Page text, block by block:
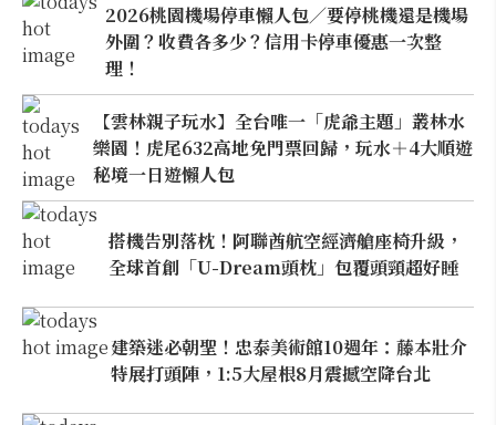
2026桃園機場停車懶人包／要停桃機還是機場
外圍？收費各多少？信用卡停車優惠一次整
理！
【雲林親子玩水】全台唯一「虎爺主題」叢林水
樂園！虎尾632高地免門票回歸，玩水＋4大順遊
秘境一日遊懶人包
搭機告別落枕！阿聯酋航空經濟艙座椅升級，
全球首創「U-Dream頭枕」包覆頭頸超好睡
建築迷必朝聖！忠泰美術館10週年：藤本壯介
特展打頭陣，1:5大屋根8月震撼空降台北